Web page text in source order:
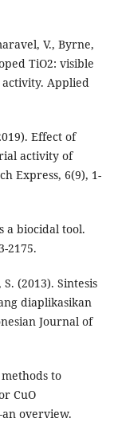
V., Byrne,
TiO2: visible
Applied
Effect of
activity of
Express, 6(9), 1-
a biocidal tool.
2175.
(2013). Sintesis
diaplikasikan
Journal of
to
CuO
overview.